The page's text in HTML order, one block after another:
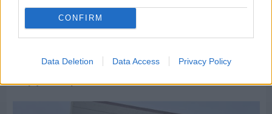
CONFIRM
Data Deletion Data Access Privacy Policy
CHIOS FORUM: CHOICES- Πλήθος κόσμου
κατέκλυσε το Ομήρειο για την μεγάλη
διοργάνωση